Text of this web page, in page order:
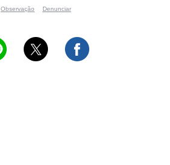
Observação Denunciar